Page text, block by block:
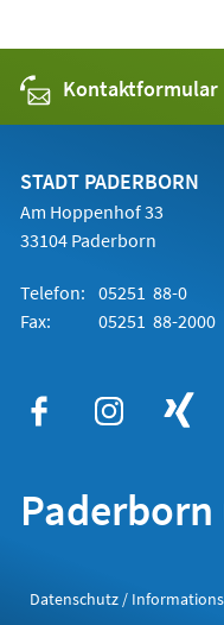
Kontaktformular
STADT PADERBORN
Am Hoppenhof 33
33104 Paderborn
Telefon: 05251 88-0
Fax:
05251 88-2000
Datenschutz /